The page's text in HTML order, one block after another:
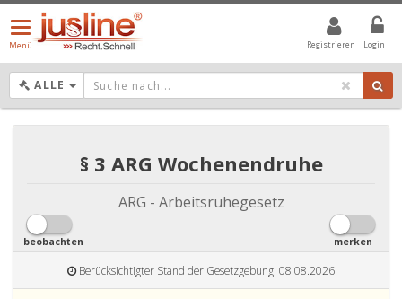
Registrieren Login
Menü
öffnen/schließen
Menü
ALLE DROPDOWN: GEWÄHLTER WERT IST ALLE
§ 3 ARG Wochenendruhe
ARG - Arbeitsruhegesetz
beobachten merken
Berücksichtigter Stand der Gesetzgebung: 08.08.2026